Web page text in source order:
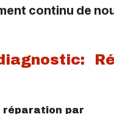
continu de
réparation par